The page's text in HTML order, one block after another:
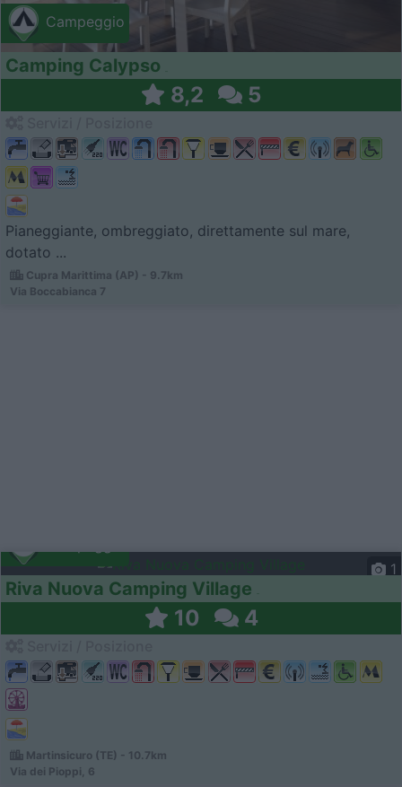
Campeggio
Camping Calypso
8,2 5
Pianeggiante, ombreggiato, direttamente sul mare,
dotato ...
Cupra Marittima (AP) - 9.7km
Via Boccabianca 7
1
Riva Nuova Camping Village
10 4
Martinsicuro (TE) - 10.7km
Via dei Pioppi, 6